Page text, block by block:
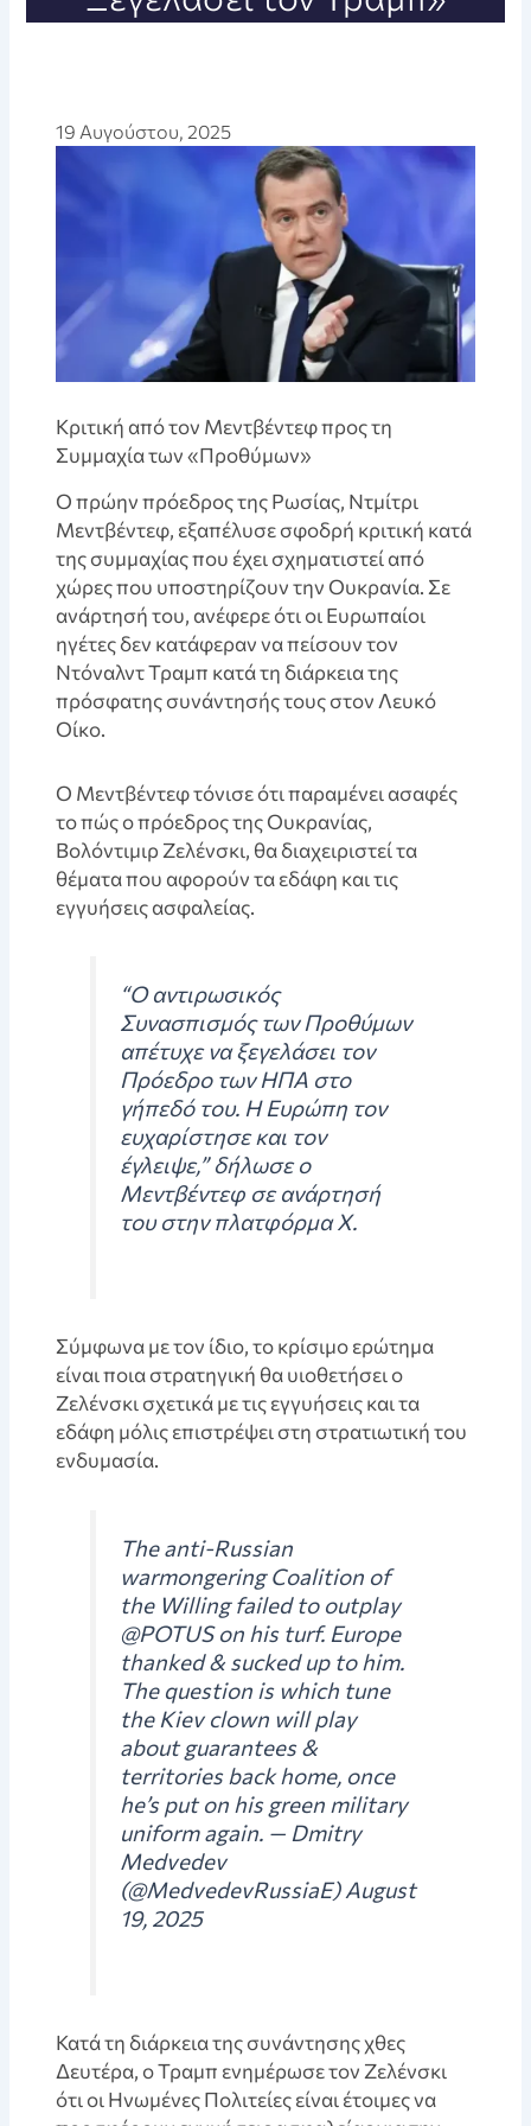
19 Αυγούστου, 2025
Κριτική από τον Μεντβέντεφ προς τη
Συμμαχία των «Προθύμων»
Ο πρώην πρόεδρος της Ρωσίας, Ντμίτρι
Μεντβέντεφ, εξαπέλυσε σφοδρή κριτική κατά
της συμμαχίας που έχει σχηματιστεί από
χώρες που υποστηρίζουν την Ουκρανία. Σε
ανάρτησή του, ανέφερε ότι οι Ευρωπαίοι
ηγέτες δεν κατάφεραν να πείσουν τον
Ντόναλντ Τραμπ κατά τη διάρκεια της
πρόσφατης συνάντησής τους στον Λευκό
Οίκο.
Ο Μεντβέντεφ τόνισε ότι παραμένει ασαφές
το πώς ο πρόεδρος της Ουκρανίας,
Βολόντιμιρ Ζελένσκι, θα διαχειριστεί τα
θέματα που αφορούν τα εδάφη και τις
εγγυήσεις ασφαλείας.
“Ο αντιρωσικός
Συνασπισμός των Προθύμων
απέτυχε να ξεγελάσει τον
Πρόεδρο των ΗΠΑ στο
γήπεδό του. Η Ευρώπη τον
ευχαρίστησε και τον
έγλειψε,” δήλωσε ο
Μεντβέντεφ σε ανάρτησή
του στην πλατφόρμα Χ.
Σύμφωνα με τον ίδιο, το κρίσιμο ερώτημα
είναι ποια στρατηγική θα υιοθετήσει ο
Ζελένσκι σχετικά με τις εγγυήσεις και τα
εδάφη μόλις επιστρέψει στη στρατιωτική του
ενδυμασία.
The anti-Russian
warmongering Coalition of
the Willing failed to outplay
@POTUS on his turf. Europe
thanked & sucked up to him.
The question is which tune
the Kiev clown will play
about guarantees &
territories back home, once
he’s put on his green military
uniform again. — Dmitry
Medvedev
(@MedvedevRussiaE) August
19, 2025
Κατά τη διάρκεια της συνάντησης χθες
Δευτέρα, ο Τραμπ ενημέρωσε τον Ζελένσκι
ότι οι Ηνωμένες Πολιτείες είναι έτοιμες να